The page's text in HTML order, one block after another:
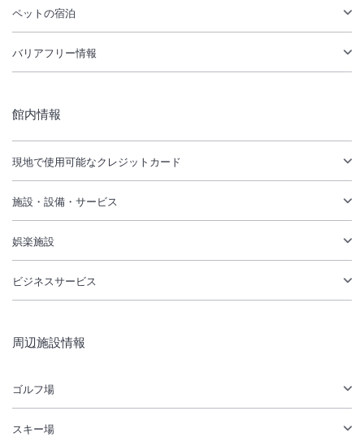
ペットの宿泊
バリアフリー情報
館内情報
現地で使用可能なクレジットカード
施設・設備・サービス
娯楽施設
ビジネスサービス
周辺施設情報
ゴルフ場
スキー場